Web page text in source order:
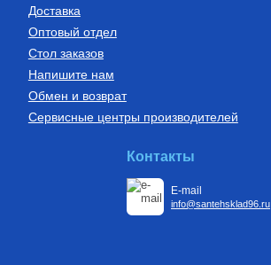
Доставка
Оптовый отдел
Стол заказов
Напишите нам
Обмен и возврат
Сервисные центры производителей
Контакты
E-mail
info@santehsklad96.ru